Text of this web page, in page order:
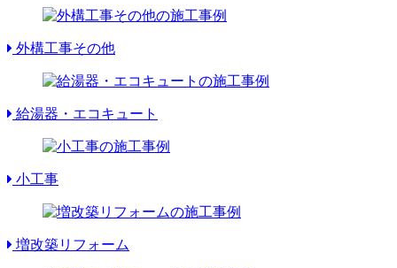
外構工事その他
給湯器・エコキュート
小工事
増改築リフォーム